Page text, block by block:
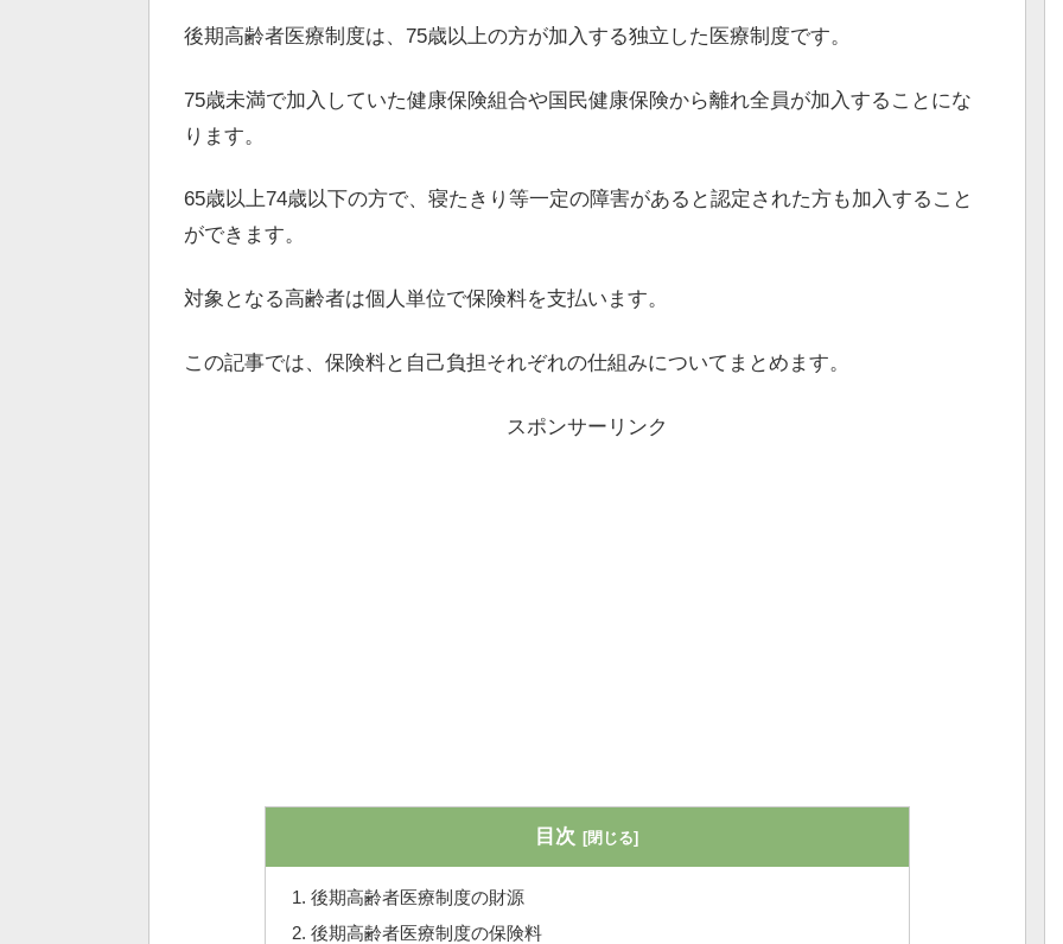
後期高齢者医療制度は、75歳以上の方が加入する独立した医療制度です。
75歳未満で加入していた健康保険組合や国民健康保険から離れ全員が加入することにな
ります。
65歳以上74歳以下の方で、寝たきり等一定の障害があると認定された方も加入すること
ができます。
対象となる高齢者は個人単位で保険料を支払います。
この記事では、保険料と自己負担それぞれの仕組みについてまとめます。
スポンサーリンク
目次
後期高齢者医療制度の財源
後期高齢者医療制度の保険料